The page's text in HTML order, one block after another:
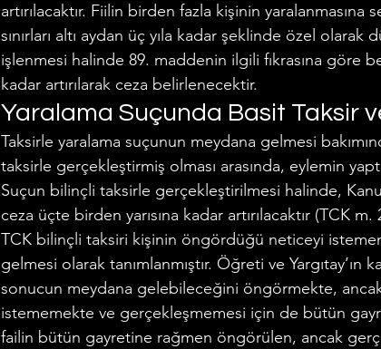
artırılacaktır. Fiilin birden fazla kişinin
sınırları altı aydan üç yıla kadar şeklinde özel
işlenmesi halinde 89. maddenin ilgili fıkrasına göre
kadar artırılarak ceza belirlenecektir.
Yaralama Suçunda Basit Taksir
Taksirle yaralama suçunun meydana gelmesi
taksirle gerçekleştirmiş olması arasında, eylemin
Suçun bilinçli taksirle gerçekleştirilmesi halinde,
ceza üçte birden yarısına kadar artırılacaktır (TCK m.
TCK bilinçli taksiri kişinin öngördüğü neticeyi
gelmesi olarak tanımlanmıştır. Öğreti ve
sonucun meydana gelebileceğini öngörmekte,
istememekte ve gerçekleşmemesi için de bütün
failin bütün gayretine rağmen öngörülen, ancak